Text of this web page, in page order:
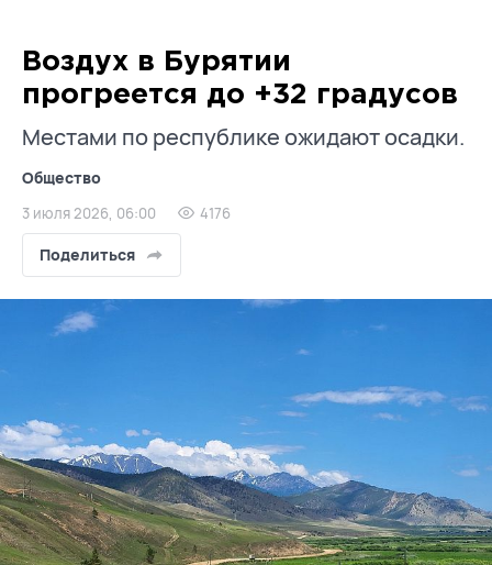
Воздух в Бурятии
прогреется до +32 градусов
Местами по республике ожидают осадки.
Общество
3 июля 2026, 06:00 4176
Поделиться